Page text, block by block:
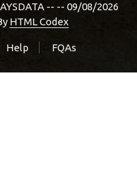
-- -- 09/08/2026
HTML Codex
Help FQAs